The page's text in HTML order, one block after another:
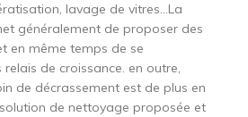
lavage de vitres…La
généralement de proposer des
en même temps de se
de croissance. en outre,
de décrassement est de plus en
de nettoyage proposée et